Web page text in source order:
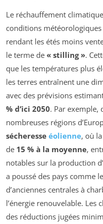
Le réchauffement
conditions
rendant les étés moins
le terme de « stilling ».
que les températures plus
les terres entraînent une
avec des prévisions
% d’ici 2050. Par exemple,
nombreuses régions
sécheresse éolienne, où
de 15 % à la moyenne,
notables sur la production
a poussé des pays comme
d’anciennes centrales à
l’énergie renouvelable. Les
des réductions jugées